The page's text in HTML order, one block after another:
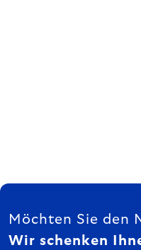
FUSSZEILE
Möchten Sie den
Wir schenken